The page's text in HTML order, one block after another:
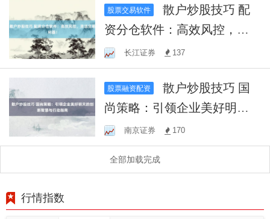
股票交易软件
散户炒股技巧 配
资分仓软件：高效风控，灵
活交易利器！
长江证券 137
股票融资配资
散户炒股技巧 国
尚策略：引领企业美好明天
的创新智慧与行动指南
南京证券 170
全部加载完成
行情指数